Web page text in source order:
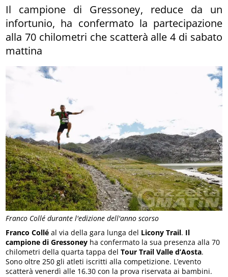
Franco Collé durante l'edizione dell'anno scorso
Il campione di Gressoney, reduce da un
infortunio, ha confermato la partecipazione
alla 70 chilometri che scatterà alle 4 di sabato
mattina
Franco Collé al via della gara lunga del Licony Trail. Il
campione di Gressoney ha confermato la sua presenza alla 70
chilometri della quarta tappa delTour Trail Valle d’Aosta.
Sono oltre 250 gli atleti iscritti alla competizione. L’evento
scatterà venerdì alle 16.30 con la prova riservata ai bambini.